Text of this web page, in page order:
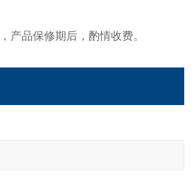
产品保修期后，酌情收费。